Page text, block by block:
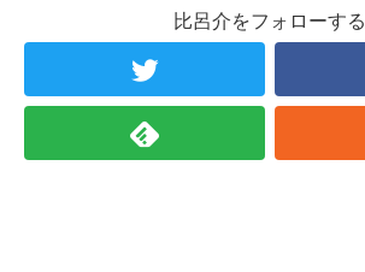
比呂介をフォローする